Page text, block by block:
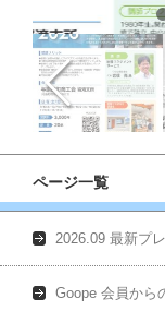
ページ一覧
2026.09 最新プ
Goope 会員から